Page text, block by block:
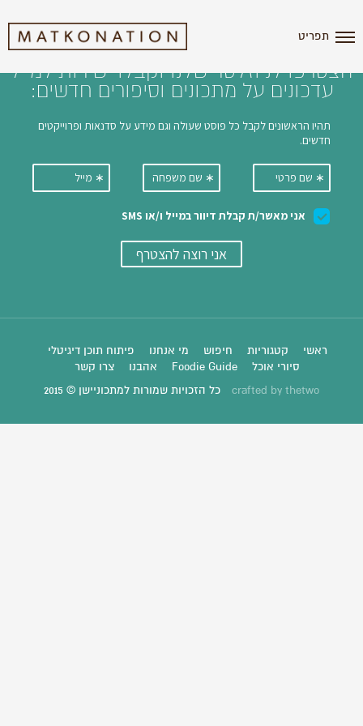
תפריט
הצטרפו לניוזלטר שלנו וקבלו ישירות למייל
עדכונים על מתכונים וסיפורים חדשים:
ראשי קטגוריות חיפוש מי אנחנו
פיתוח תוכן דיגיטלי
סיורי אוכל
Foodie Guide אהבנו צרו קשר
crafted by thetwo כל הזכויות שמורות למתכוניישן © 2015